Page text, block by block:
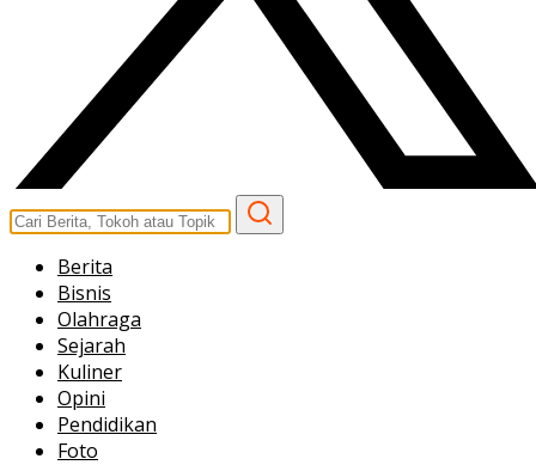
Berita
Bisnis
Olahraga
Sejarah
Kuliner
Opini
Pendidikan
Foto